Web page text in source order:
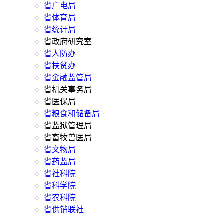
省广电局
省体育局
省统计局
省政府研究室
省人防办
省扶贫办
省金融监管局
省机关事务局
省医保局
省粮食和储备局
省监狱管理局
省畜牧兽医局
省文物局
省药监局
省社科院
省科学院
省农科院
省供销联社